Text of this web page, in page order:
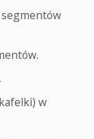
segmentów
w